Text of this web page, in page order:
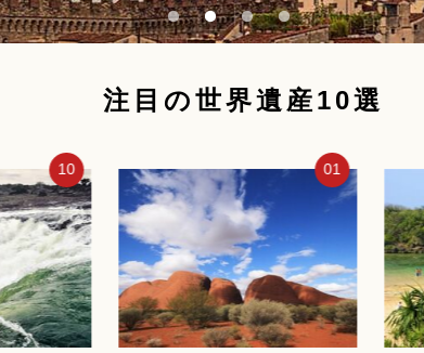
注目の世界遺産10選
01 02